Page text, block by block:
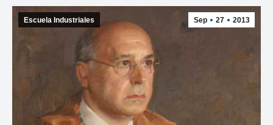
Sep 27 2013
Escuela Industriales